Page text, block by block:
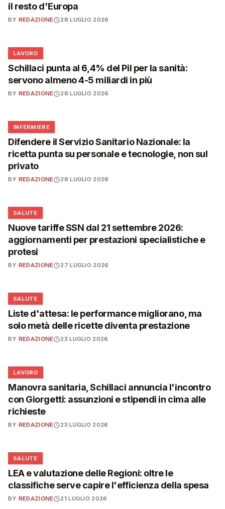
il resto d'Europa
BY REDAZIONE 28 LUGLIO 2026
💼
LAVORO
Schillaci punta al 6,4% del Pil per la sanità:
servono almeno 4-5 miliardi in più
BY REDAZIONE 28 LUGLIO 2026
🩺
INFERMIERE
Difendere il Servizio Sanitario Nazionale: la
ricetta punta su personale e tecnologie, non sul
privato
BY REDAZIONE 28 LUGLIO 2026
❤️
SALUTE
Nuove tariffe SSN dal 21 settembre 2026:
aggiornamenti per prestazioni specialistiche e
protesi
BY REDAZIONE 27 LUGLIO 2026
❤️
SALUTE
Liste d'attesa: le performance migliorano, ma
solo metà delle ricette diventa prestazione
BY REDAZIONE 23 LUGLIO 2026
💼
LAVORO
Manovra sanitaria, Schillaci annuncia l'incontro
con Giorgetti: assunzioni e stipendi in cima alle
richieste
BY REDAZIONE 23 LUGLIO 2026
❤️
SALUTE
LEA e valutazione delle Regioni: oltre le
classifiche serve capire l'efficienza della spesa
BY REDAZIONE 21 LUGLIO 2026